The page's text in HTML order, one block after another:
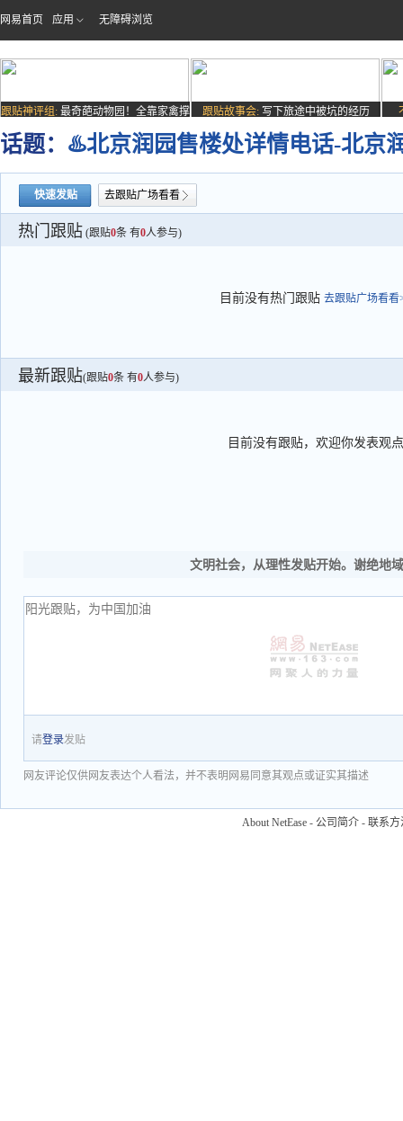
网易首页 应用 无障碍浏览
跟贴神评组: 最奇葩动物园！全靠家禽撑
场子
跟贴故事会: 写下旅途中被坑的经历
话题： ♨️北京润园售楼处详情电话-北京
快速发贴 去跟贴广场看看
热门跟贴 (跟贴0条 有0人参与)
目前没有热门跟贴 去跟贴广场看看
最新跟贴(跟贴0条 有0人参与)
目前没有跟贴，欢迎你发表观点
文明社会，从理性发贴开始。谢绝地
请登录发贴
网友评论仅供网友表达个人看法，并不表明网易同意其观点或证实其描述
About NetEase - 公司简介 - 联系方